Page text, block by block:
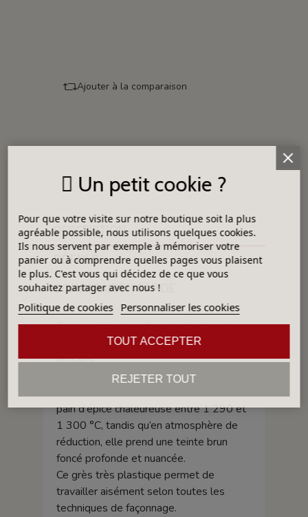
Ajouter à la comparaison
DESCRIPTION
DÉTAILS
COMPARAISON RAPIDE
Cette argile naturelle, extraite de notre
carrière, est plébiscitée par de nombreux
artisans.
En oxydation, elle révèle un ton roux clair
pain d'épice chaleureuse entre 1 290 et
1 300 °C, tandis qu’en atmosphère de
réduction, elle prend une teinte brun
foncé profonde et nuancée.
Ce grès très plastique permet de
travailler aisément selon toutes les
techniques de façonnage.
Un petit cookie ?
Pour que votre visite sur notre boutique soit la plus
agréable possible, nous utilisons quelques cookies.
Ils nous servent par exemple à mémoriser votre
panier ou à comprendre quelles pages vous plaisent
le plus. C'est vous qui décidez de ce que vous
souhaitez partager avec nous !
Politique de cookies Personnaliser les cookies
REJETER TOUT
TOUT ACCEPTER